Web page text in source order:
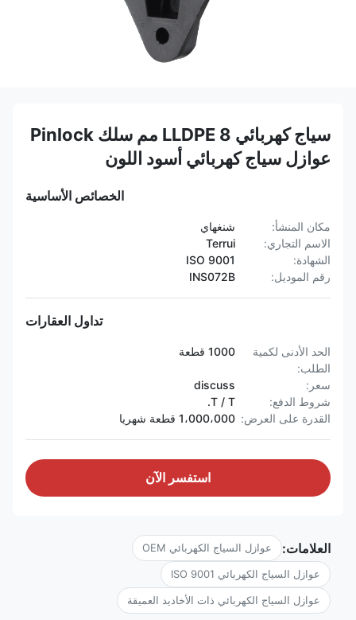
سياج كهربائي LLDPE 8 مم سلك Pinlock
عوازل سياج كهربائي أسود اللون
الخصائص الأساسية
مكان المنشأ:
شنغهاي
الاسم التجاري:
Terrui
الشهادة:
ISO 9001
رقم الموديل:
INS072B
تداول العقارات
الحد الأدنى لكمية
الطلب:
1000 قطعة
سعر:
discuss
شروط الدفع:
T / T.
القدرة على العرض: 1،000،000 قطعة شهريا
استفسر الآن
العلامات: عوازل السياج الكهربائي OEM
عوازل السياج الكهربائي ISO 9001
عوازل السياج الكهربائي ذات الأخاديد العميقة